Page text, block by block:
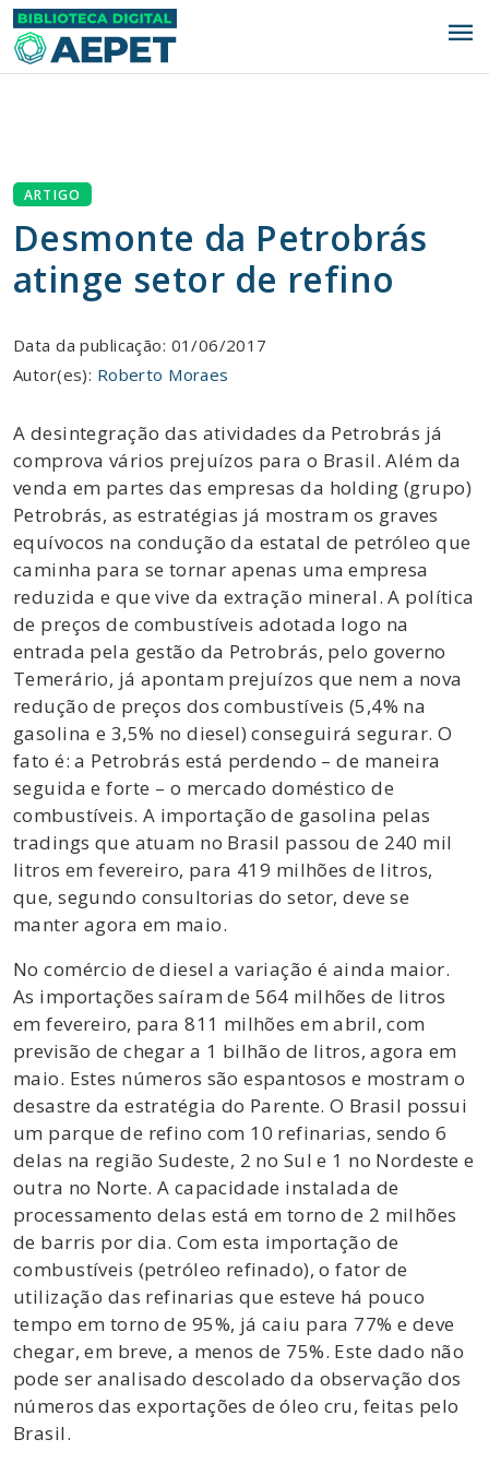
menu
ARTIGO
Desmonte da Petrobrás
atinge setor de refino
Data da publicação: 01/06/2017
Autor(es): Roberto Moraes
A desintegração das atividades da Petrobrás já
comprova vários prejuízos para o Brasil. Além da
venda em partes das empresas da holding (grupo)
Petrobrás, as estratégias já mostram os graves
equívocos na condução da estatal de petróleo que
caminha para se tornar apenas uma empresa
reduzida e que vive da extração mineral. A política
de preços de combustíveis adotada logo na
entrada pela gestão da Petrobrás, pelo governo
Temerário, já apontam prejuízos que nem a nova
redução de preços dos combustíveis (5,4% na
gasolina e 3,5% no diesel) conseguirá segurar. O
fato é: a Petrobrás está perdendo – de maneira
seguida e forte – o mercado doméstico de
combustíveis. A importação de gasolina pelas
tradings que atuam no Brasil passou de 240 mil
litros em fevereiro, para 419 milhões de litros,
que, segundo consultorias do setor, deve se
manter agora em maio.
No comércio de diesel a variação é ainda maior.
As importações saíram de 564 milhões de litros
em fevereiro, para 811 milhões em abril, com
previsão de chegar a 1 bilhão de litros, agora em
maio. Estes números são espantosos e mostram o
desastre da estratégia do Parente. O Brasil possui
um parque de refino com 10 refinarias, sendo 6
delas na região Sudeste, 2 no Sul e 1 no Nordeste e
outra no Norte. A capacidade instalada de
processamento delas está em torno de 2 milhões
de barris por dia. Com esta importação de
combustíveis (petróleo refinado), o fator de
utilização das refinarias que esteve há pouco
tempo em torno de 95%, já caiu para 77% e deve
chegar, em breve, a menos de 75%. Este dado não
pode ser analisado descolado da observação dos
números das exportações de óleo cru, feitas pelo
Brasil.